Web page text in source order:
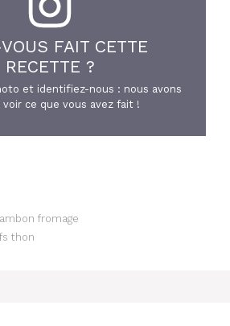
FAIT CETTE
RECETTE ?
et identifiez-nous : nous avons
voir ce que vous avez fait !
fromage
thon